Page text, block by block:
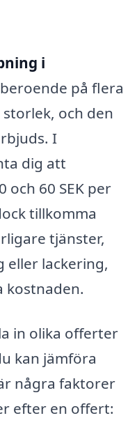
i
på flera
och den
I
dig att
och 60 SEK per
tillkomma
tjänster,
eller lackering,
kostnaden.
in olika offerter
kan jämföra
några faktorer
efter en offert: